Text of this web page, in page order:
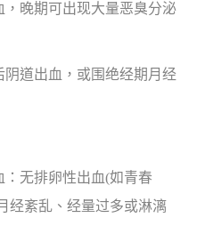
晚期可出现大量恶臭分泌
道出血，或围绝经期月经
无排卵性出血(如青春
经紊乱、经量过多或淋漓